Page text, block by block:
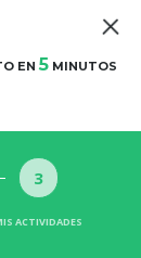
EN5MINUTOS
3
ACTIVIDADES